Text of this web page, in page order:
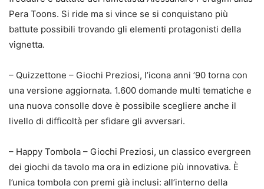
Pera Toons. Si ride ma si vince se si conquistano più
battute possibili trovando gli elementi protagonisti della
vignetta.
– Quizzettone – Giochi Preziosi, l’icona anni ’90 torna con
una versione aggiornata. 1.600 domande multi tematiche e
una nuova consolle dove è possibile scegliere anche il
livello di difficoltà per sfidare gli avversari.
– Happy Tombola – Giochi Preziosi, un classico evergreen
dei giochi da tavolo ma ora in edizione più innovativa. È
l’unica tombola con premi già inclusi: all’interno della